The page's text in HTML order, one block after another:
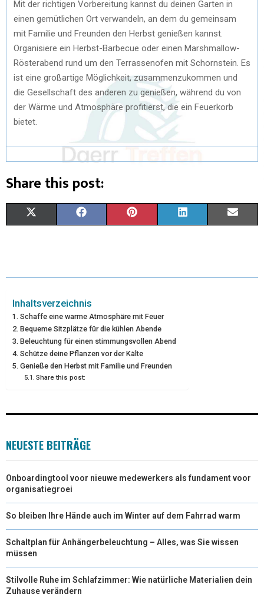
Mit der richtigen Vorbereitung kannst du deinen Garten in
einen gemütlichen Ort verwandeln, an dem du gemeinsam
mit Familie und Freunden den Herbst genießen kannst.
Organisiere ein Herbst-Barbecue oder einen Marshmallow-
Rösterabend rund um den Terrassenofen mit Schornstein. Es
ist eine großartige Möglichkeit, zusammenzukommen und
die Gesellschaft des anderen zu genießen, während du von
der Wärme und Atmosphäre profitierst, die ein Feuerkorb
bietet.
Share this post:
W
T
T
E
E
O
O
K
T
R
E
S
K I
Inhaltsverzeichnis
Schaffe eine warme Atmosphäre mit Feuer
Bequeme Sitzplätze für die kühlen Abende
Beleuchtung für einen stimmungsvollen Abend
Schütze deine Pflanzen vor der Kälte
Genieße den Herbst mit Familie und Freunden
Share this post:
NEUESTE BEITRÄGE
Onboardingtool voor nieuwe medewerkers als fundament voor
organisatiegroei
So bleiben Ihre Hände auch im Winter auf dem Fahrrad warm
Schaltplan für Anhängerbeleuchtung – Alles, was Sie wissen
müssen
Stilvolle Ruhe im Schlafzimmer: Wie natürliche Materialien dein
Zuhause verändern